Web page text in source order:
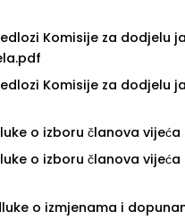
Komisije za dodjelu
Komisije za dodjelu
o izboru članova
o izboru članova
o izmjenama i